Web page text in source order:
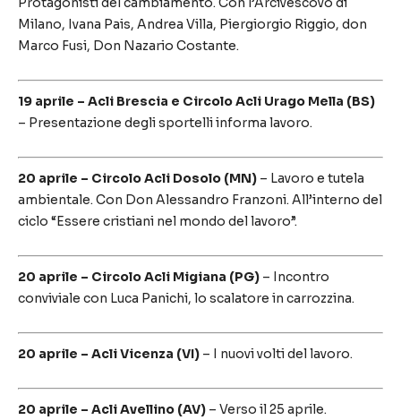
Milano, Ivana Pais, Andrea Villa, Piergiorgio Riggio, don
Marco Fusi, Don Nazario Costante.
19 aprile – Acli Brescia e Circolo Acli Urago Mella (BS)
– Presentazione degli sportelli informa lavoro.
20 aprile – Circolo Acli Dosolo (MN) – Lavoro e tutela
ambientale. Con Don Alessandro Franzoni. All’interno del
ciclo “Essere cristiani nel mondo del lavoro”.
20 aprile – Circolo Acli Migiana (PG) – Incontro
conviviale con Luca Panichi, lo scalatore in carrozzina.
20 aprile – Acli Vicenza (VI) – I nuovi volti del lavoro.
20 aprile – Acli Avellino (AV) – Verso il 25 aprile.